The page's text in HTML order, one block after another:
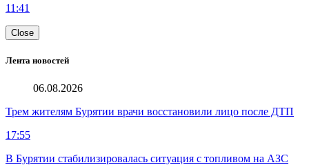
11:41
Close
Лента новостей
06.08.2026
Трем жителям Бурятии врачи восстановили лицо после ДТП
17:55
В Бурятии стабилизировалась ситуация с топливом на АЗС